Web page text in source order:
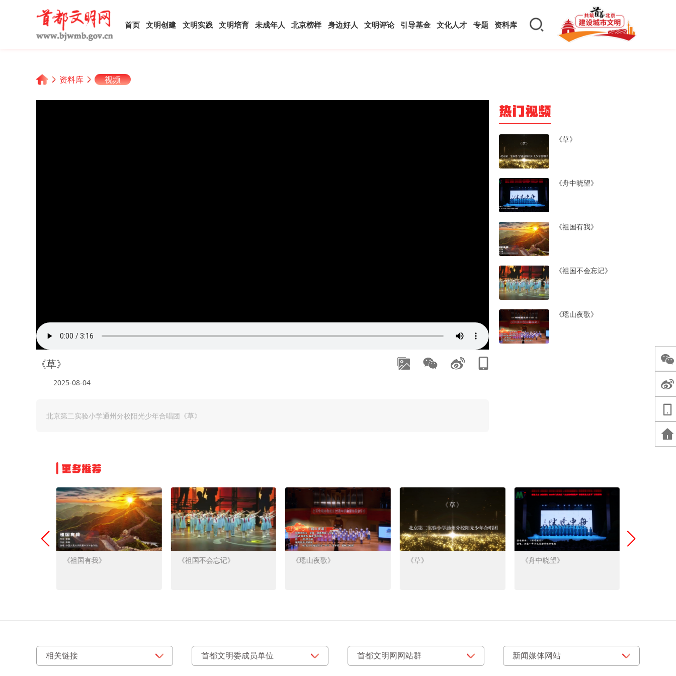
首页 文明创建 文明实践 文明培育 未成年人 北京榜样 身边好人 文明评论 引导基金 文化人才 专题 资料库
资料库 视频
热门视频
《草》
《舟中晓望》
《祖国有我》
《祖国不会忘记》
《瑶山夜歌》
《草》
2025-08-04
北京第二实验小学通州分校阳光少年合唱团《草》
更多推荐
《祖国有我》 《祖国不会忘记》 《瑶山夜歌》 《草》 《舟中晓望》